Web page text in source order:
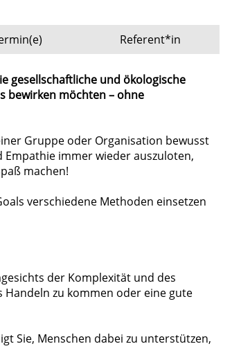
Referent*in
gesellschaftliche und ökologische
bewirken möchten – ohne
Gruppe oder Organisation bewusst
immer wieder auszuloten,
machen!
verschiedene Methoden einsetzen
der Komplexität und des
zu kommen oder eine gute
Sie, Menschen dabei zu unterstützen,